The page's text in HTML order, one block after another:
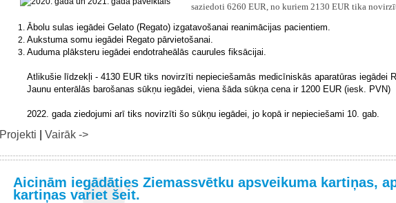
saziedoti 6260 EUR, no kuriem 2130 EUR tika
Ābolu sulas iegādei Gelato (Regato) izgatavošanai reanimācijas pacientiem.
Aukstuma somu iegādei Regato pārvietošanai.
Auduma plāksteru iegādei endotraheālās caurules fiksācijai.
Atlikušie līdzekļi - 4130 EUR tiks novirzīti nepieciešamās medicīniskās aparatūras iegādei
Jaunu enterālās barošanas sūkņu iegādei, viena šāda sūkņa cena ir 1200 EUR (iesk. PVN)
2022. gada ziedojumi arī tiks novirzīti šo sūkņu iegādei, jo kopā ir nepieciešami 10. gab.
Projekti Vairāk ->
Aicinām iegādāties Ziemassvētku apsveikuma kartiņas,
kartiņas variet šeit.